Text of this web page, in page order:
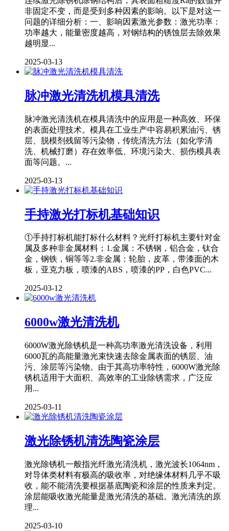
非固定不变，而是受到多种因素的影响。以下是对这一
问题的详细分析：一、影响因素激光参数：激光功率：
功率越大，能量密度越高，对钢结构的锈蚀层去除效果
越明显...
2025-03-13
脉冲激光清洗机模具清洗
脉冲激光清洗机在模具清洗中的应用是一种高效、环保
的表面处理技术。模具在工业生产中容易积累油污、锈
层、脱模剂残留等污染物，传统清洗方法（如化学清
洗、机械打磨）存在效率低、环境污染大、损伤模具表
面等问题。...
2025-03-13
手持激光打标机基础知识
①手持打标机能打标什么材料？光纤打标机主要针对金
属及多种非金属材料；1.金属：不锈钢，铝合金，钛合
金，钢铁，铜等等2.非金属：轮胎，皮革，带漆面的木
板，亚克力板，喷漆的ABS，喷漆的PP，白色PVC...
2025-03-12
6000w激光清洗机
6000W激光除锈机是一种高功率激光清洗设备，利用
6000瓦的高能量激光束快速去除金属表面的锈层、油
污、涂层等污染物。由于其高功率特性，6000W激光除
锈机适用于大面积、高效率的工业除锈需求，广泛应
用...
2025-03-11
激光除锈机清洗陶瓷涂层
激光除锈机一般指光纤激光清洗机，激光波长1064nm，
对导体类材料有极高的吸收率，对绝缘体材料几乎不吸
收，能不能清洗要根据基底陶瓷和涂层的性质来判定。
涂层能吸收激光能量是激光清洗的基础。激光清洗的原
理...
2025-03-10